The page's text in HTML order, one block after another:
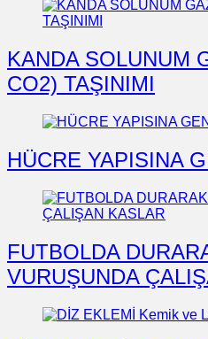
KANDA SOLUNUM
CO2) TAŞINIMI
HÜCRE YAPISINA
FUTBOLDA
VURUŞUNDA